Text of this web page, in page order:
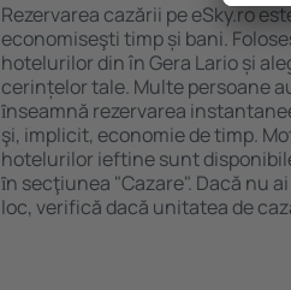
Rezervarea cazării pe eSky.ro
economiseşti timp și bani.
hotelurilor din în Gera Lario și
cerințelor tale. Multe persoane
ȋnseamnă rezervarea
şi, implicit, economie de timp.
hotelurilor ieftine sunt
ȋn secţiunea "Cazare". Dacă nu
loc, verifică dacă unitatea de